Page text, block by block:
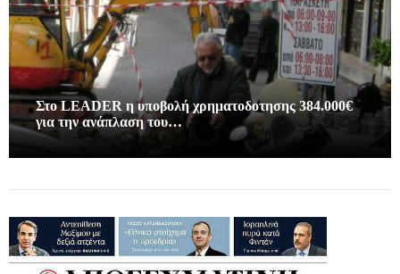
Στο LEADER η υποβολή χρηματοδοτησης 384.000€
για την ανάπλαση του…